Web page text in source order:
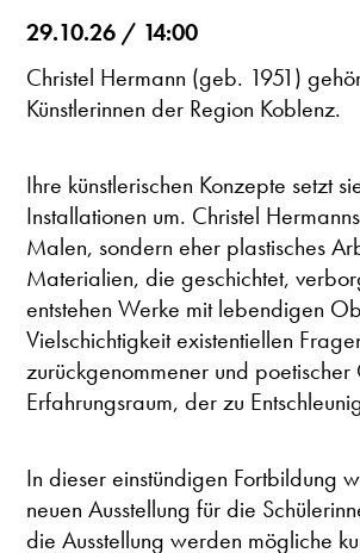
29.10.26 / 14:00
Christel Hermann (geb. 1951)
Künstlerinnen der Region Koblenz.
Ihre künstlerischen Konzepte setzt
Installationen um. Christel
Malen, sondern eher plastisches
Materialien, die geschichtet,
entstehen Werke mit lebendigen
Vielschichtigkeit existentiellen
zurückgenommener und
Erfahrungsraum, der zu
In dieser einstündigen Fortbildung
neuen Ausstellung für die
die Ausstellung werden mögliche